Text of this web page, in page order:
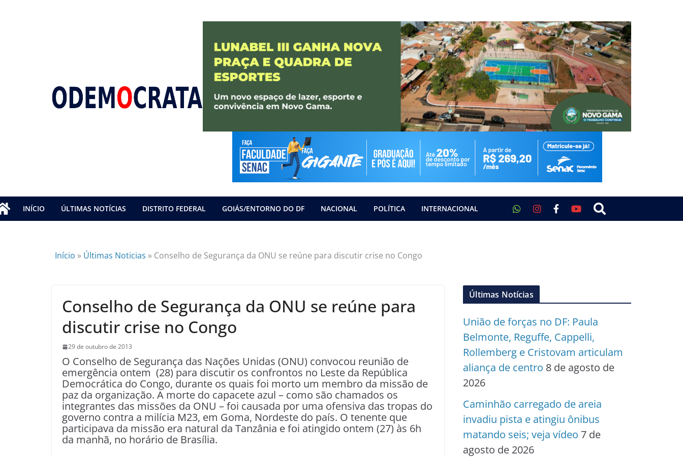
INÍCIO ÚLTIMAS NOTÍCIAS DISTRITO FEDERAL GOIÁS/ENTORNO DO DF NACIONAL POLÍTICA INTERNACIONAL
Início » Últimas Noticias » Conselho de Segurança da ONU se reúne para discutir crise no Congo
Conselho de Segurança da ONU se reúne para
discutir crise no Congo
29 de outubro de 2013
O Conselho de Segurança das Nações Unidas (ONU) convocou reunião de
emergência ontem (28) para discutir os confrontos no Leste da República
Democrática do Congo, durante os quais foi morto um membro da missão de
paz da organização. A morte do capacete azul – como são chamados os
integrantes das missões da ONU – foi causada por uma ofensiva das tropas do
governo contra a milícia M23, em Goma, Nordeste do país. O tenente que
participava da missão era natural da Tanzânia e foi atingido ontem (27) às 6h
da manhã, no horário de Brasília.
Últimas Notícias
União de forças no DF: Paula
Belmonte, Reguffe, Cappelli,
Rollemberg e Cristovam articulam
aliança de centro 8 de agosto de
2026
Caminhão carregado de areia
invadiu pista e atingiu ônibus
matando seis; veja vídeo 7 de
agosto de 2026